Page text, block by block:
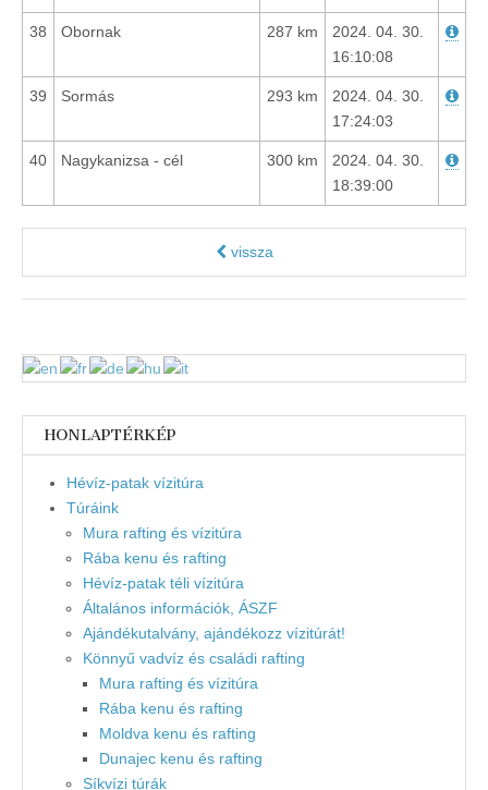
38 Obornak 287 km
2024. 04. 30.
16:10:08
39 Sormás 293 km
2024. 04. 30.
17:24:03
40 Nagykanizsa - cél 300 km
2024. 04. 30.
18:39:00
vissza
HONLAPTÉRKÉP
Hévíz-patak vízitúra
Túráink
Mura rafting és vízitúra
Rába kenu és rafting
Hévíz-patak téli vízitúra
Általános információk, ÁSZF
Ajándékutalvány, ajándékozz vízitúrát!
Könnyű vadvíz és családi rafting
Mura rafting és vízitúra
Rába kenu és rafting
Moldva kenu és rafting
Dunajec kenu és rafting
Síkvízi túrák